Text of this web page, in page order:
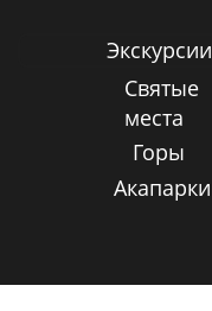
Экскурсии
Святые
места
Горы
Акапарки